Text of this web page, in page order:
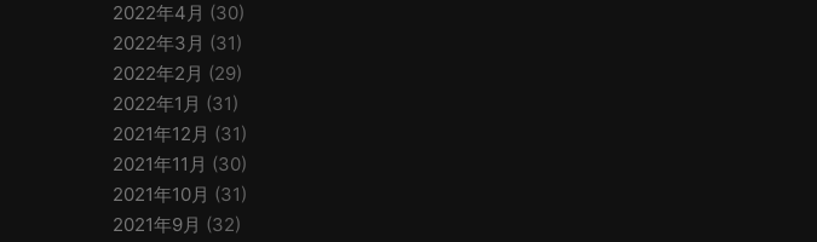
2022年4月 (30)
2022年3月 (31)
2022年2月 (29)
2022年1月 (31)
2021年12月 (31)
2021年11月 (30)
2021年10月 (31)
2021年9月 (32)